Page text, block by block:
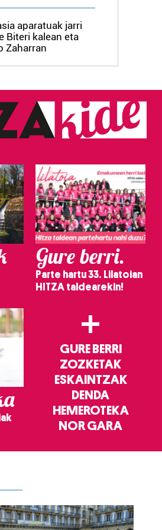
propioak eta hirugarrenen cookie-
Zure esperientzia eta
cookie teknologiaz
onartuz gero, teknologia hori
ematen diguzu.Gehiago
aparatuak jarri
Biteri kalean eta
Zaharran
Gure berri.
Parte hartu 33. Lilatoian
HITZA taldearekin!
+
GURE BERRI
ZOZKETAK
ESKAINTZAK
DENDA
HEMEROTEKA
NOR GARA